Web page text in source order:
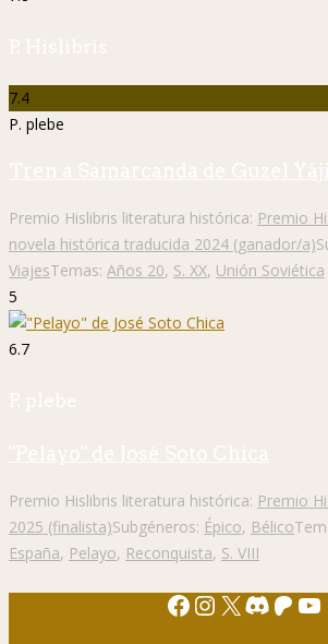
P. Hislibris
7.4
P. plebe
Tren a Samarcanda de Guzel
Premio Hislibris literatura histórica: Premio
novela histórica traducida 2024 (ganador/a)
ViajesTemas: Años 20, S. XX, Unión Soviética
5
6.7
P. plebe
"Pelayo" de José Soto Chica
Premio Hislibris literatura histórica: Premio
2025 (finalista)Subgéneros: Épico, Bélico
España, Pelayo, Reconquista, S. VIII
Facebook
Instagram
X